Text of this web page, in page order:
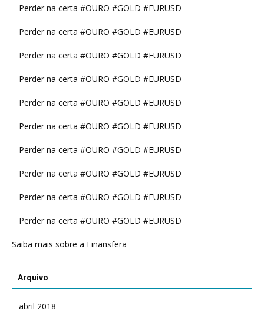
Perder na certa #OURO #GOLD #EURUSD
Perder na certa #OURO #GOLD #EURUSD
Perder na certa #OURO #GOLD #EURUSD
Perder na certa #OURO #GOLD #EURUSD
Perder na certa #OURO #GOLD #EURUSD
Perder na certa #OURO #GOLD #EURUSD
Perder na certa #OURO #GOLD #EURUSD
Perder na certa #OURO #GOLD #EURUSD
Perder na certa #OURO #GOLD #EURUSD
Perder na certa #OURO #GOLD #EURUSD
Saiba mais sobre a Finansfera
Arquivo
abril 2018